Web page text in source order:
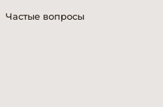
Частые вопросы